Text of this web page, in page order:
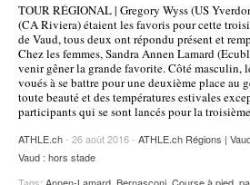
TOUR RÉGIONAL | Gregory Wyss (US
(CA Riviera) étaient les favoris pour cette
de Vaud, tous deux ont répondu présent et
Chez les femmes, Sandra Annen Lamard
venir gêner la grande favorite. Côté masculin,
voués à se battre pour une deuxième place au
toute beauté et des températures estivales
participants qui se sont lancés pour la
ATHLE.ch- 26 août 2016 - ATHLE.ch Régions |
Vaud : hors stade